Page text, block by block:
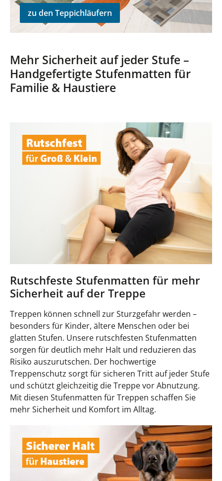
zu den Teppichläufern
Mehr Sicherheit auf jeder Stufe –
Handgefertigte Stufenmatten für
Familie & Haustiere
Rutschfeste Stufenmatten für mehr
Sicherheit auf der Treppe
Treppen können schnell zur Sturzgefahr werden –
besonders für Kinder, ältere Menschen oder bei
glatten Stufen. Unsere rutschfesten Stufenmatten
sorgen für deutlich mehr Halt und reduzieren das
Risiko auszurutschen. Der hochwertige
Treppenschutz sorgt für sicheren Tritt auf jeder Stufe
und schützt gleichzeitig die Treppe vor Abnutzung.
Mit diesen Stufenmatten für Treppen schaffen Sie
mehr Sicherheit und Komfort im Alltag.